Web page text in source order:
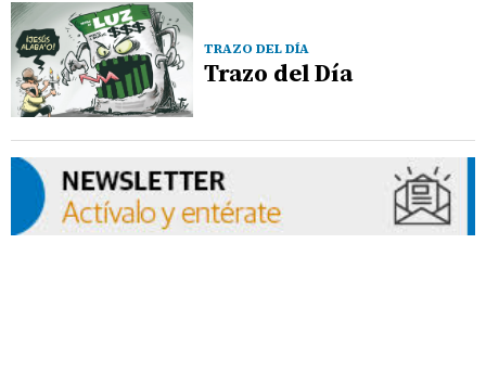
TRAZO DEL DÍA
Trazo del Día